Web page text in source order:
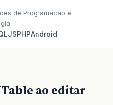
de Programacao e
JSPHPAndroid
ao editar